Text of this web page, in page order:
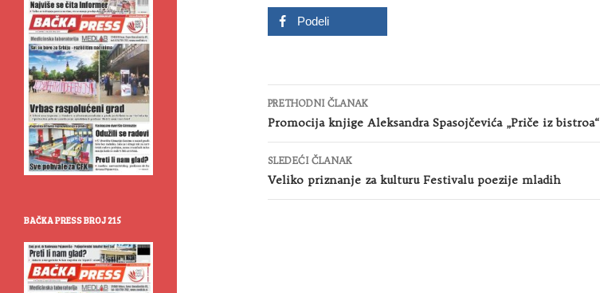
Podeli
Kretanje
članaka
PRETHODNI ČLANAK
Promocija knjige Aleksandra Spasojčevića „Priče iz bistroa“
SLEDEĆI ČLANAK
Veliko priznanje za kulturu Festivalu poezije mladih
BAČKA PRESS BROJ 215